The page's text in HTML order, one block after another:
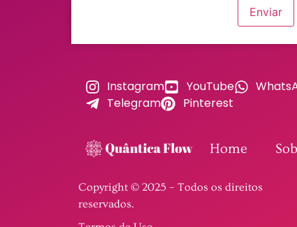
Enviar
Instagram YouTube
Telegram
Pinterest
Home
Copyright © 2025 – Todos os direitos
reservados.